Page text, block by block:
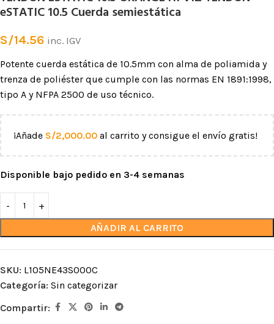
eSTATIC 10.5 Cuerda semiestática
S/14.56 inc. IGV
Potente cuerda estática de 10.5mm con alma de poliamida y
trenza de poliéster que cumple con las normas EN 1891:1998,
tipo A y NFPA 2500 de uso técnico.
¡Añade S/2,000.00 al carrito y consigue el envío gratis!
Disponible bajo pedido en 3-4 semanas
AÑADIR AL CARRITO
SKU: L105NE43S000C
Categoría: Sin categorizar
Compartir: